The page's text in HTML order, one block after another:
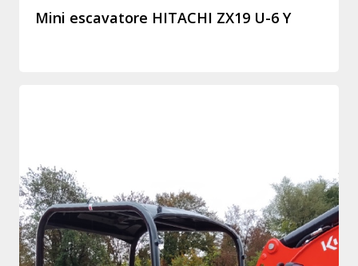
Mini escavatore HITACHI ZX19 U-6 Y